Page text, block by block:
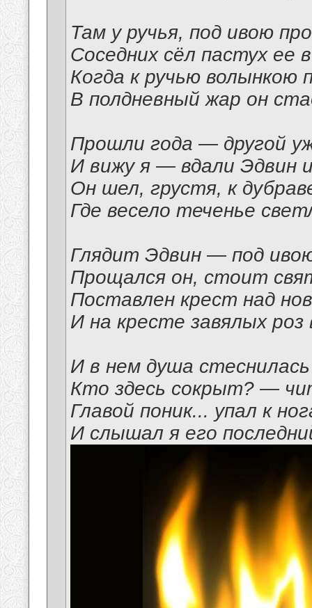
Там у ручья, под ивою
Соседних сёл пастух ее
Когда к ручью волынкою
В полдневный жар он
Прошли года — другой
И вижу я — вдали Эдвин
Он шел, грустя, к
Где весело теченье
Глядит Эдвин — под
Прощался он, стоит
Поставлен крест над
И на кресте завялых роз
И в нем душа
Кто здесь сокрыт? —
Главой поник... упал к
И слышал я его